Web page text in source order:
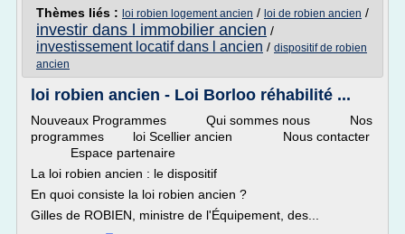
Thèmes liés : loi robien logement ancien / loi de robien ancien /
investir dans l immobilier ancien /
investissement locatif dans l ancien / dispositif de robien
ancien
loi robien ancien - Loi Borloo réhabilité ...
Nouveaux Programmes Qui sommes nous Nos
programmes loi Scellier ancien Nous contacter
Espace partenaire
La loi robien ancien : le dispositif
En quoi consiste la loi robien ancien ?
Gilles de ROBIEN, ministre de l'Équipement, des...